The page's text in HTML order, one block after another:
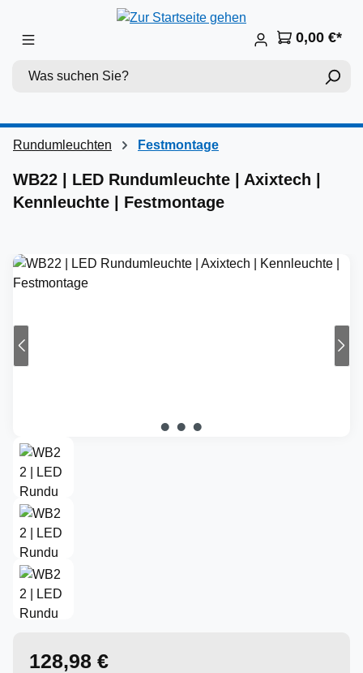
Zum Hauptinhalt springen
0,00 €*
Rundumleuchten Festmontage
WB22 | LED Rundumleuchte | Axixtech |
Kennleuchte | Festmontage
Bildergalerie überspringen
Regulärer Preis:
128,98 €